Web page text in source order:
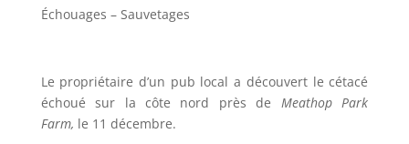
Échouages – Sauvetages
Le propriétaire d’un pub local a découvert le cétacé
échoué sur la côte nord près de Meathop Park
Farm, le 11 décembre.